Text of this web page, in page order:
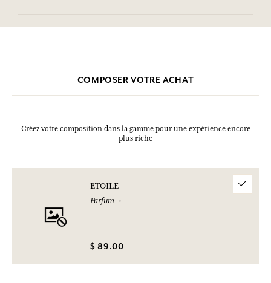
Veuillez consulter les qualités ou caractéristiques environnementales
COMPOSER VOTRE ACHAT
Créez votre composition dans la gamme pour une expérience encore
plus riche
ETOILE
Parfum
$ 89.00